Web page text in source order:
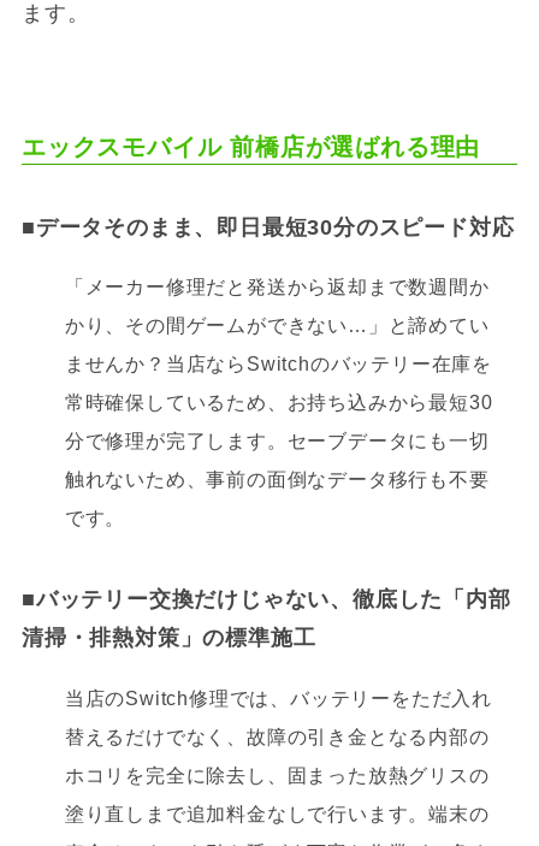
ます。
エックスモバイル 前橋店が選ばれる理由
■データそのまま、即日最短30分のスピード対応
「メーカー修理だと発送から返却まで数週間か
かり、その間ゲームができない…」と諦めてい
ませんか？当店ならSwitchのバッテリー在庫を
常時確保しているため、お持ち込みから最短30
分で修理が完了します。セーブデータにも一切
触れないため、事前の面倒なデータ移行も不要
です。
■バッテリー交換だけじゃない、徹底した「内部
清掃・排熱対策」の標準施工
当店のSwitch修理では、バッテリーをただ入れ
替えるだけでなく、故障の引き金となる内部の
ホコリを完全に除去し、固まった放熱グリスの
塗り直しまで追加料金なしで行います。端末の